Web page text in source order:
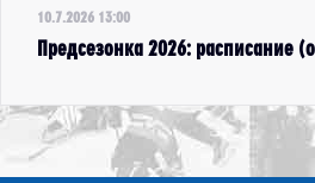
10.7.2026 13:00
Предсезонка 2026: расписание